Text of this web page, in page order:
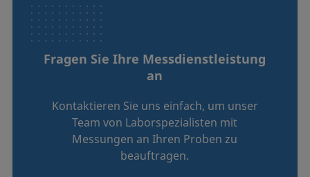
Fragen Sie Ihre Messdienstleistung
an
Kontaktieren Sie uns einfach, um unser
Team von Laborspezialisten mit
Messungen an Ihren Proben zu
beauftragen.